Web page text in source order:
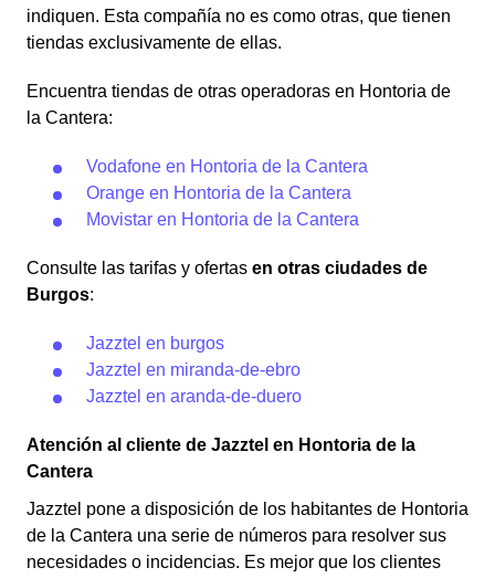
indiquen. Esta compañía no es como otras, que tienen
tiendas exclusivamente de ellas.
Encuentra tiendas de otras operadoras en Hontoria de
la Cantera:
Vodafone en Hontoria de la Cantera
Orange en Hontoria de la Cantera
Movistar en Hontoria de la Cantera
Consulte las tarifas y ofertas en otras ciudades de
Burgos:
Jazztel en burgos
Jazztel en miranda-de-ebro
Jazztel en aranda-de-duero
Atención al cliente de Jazztel en Hontoria de la
Cantera
Jazztel pone a disposición de los habitantes de Hontoria
de la Cantera una serie de números para resolver sus
necesidades o incidencias. Es mejor que los clientes